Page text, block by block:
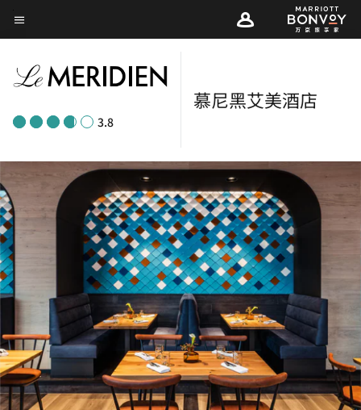
Skip
to
content
菜单文本
3.8
慕尼黑艾美酒店